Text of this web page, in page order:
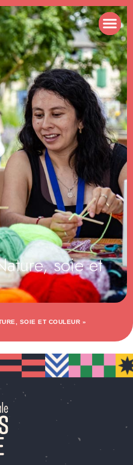
soie et
SOIE ET COULEUR »